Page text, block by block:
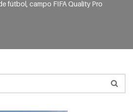
fútbol, campo FIFA Quality Pro